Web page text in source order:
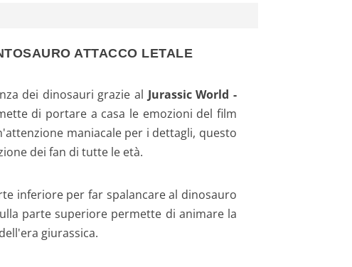
ATTACCO LETALE
dei dinosauri grazie al Jurassic World -
di portare a casa le emozioni del film
maniacale per i dettagli, questo
dei fan di tutte le età.
inferiore per far spalancare al dinosauro
parte superiore permette di animare la
giurassica.